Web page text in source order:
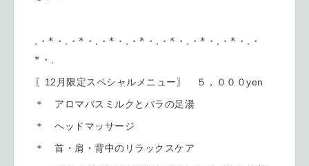
.・*・.・*・.・*・.・*・.・*・.・*・.・*・.・
*・.
〖12月限定スペシャルメニュー〗 ５，０００yen
＊ アロマバスミルクとバラの足湯
＊ ヘッドマッサージ
＊ 首・肩・背中のリラックスケア